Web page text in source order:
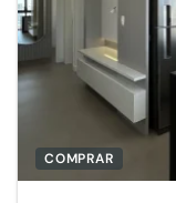
COMPRAR